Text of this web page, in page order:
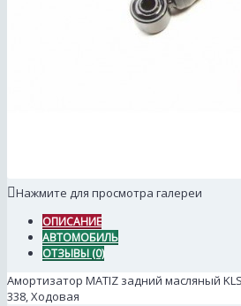
Нажмите для просмотра галереи
ОПИСАНИЕ
АВТОМОБИЛЬ
ОТЗЫВЫ (0)
Амортизатор MATIZ задний масляный
338, Ходовая